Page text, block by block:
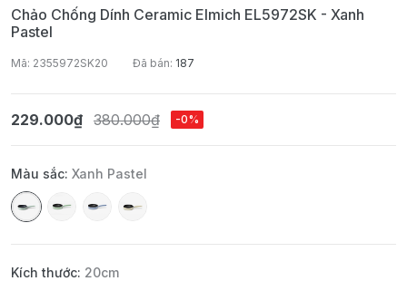
Chảo Chống Dính Ceramic Elmich EL5972SK - Xanh
Pastel
Mã: 2355972SK20 Đã bán: 187
229.000₫ 380.000₫ -0%
Màu sắc: Xanh Pastel
Kích thước: 20cm